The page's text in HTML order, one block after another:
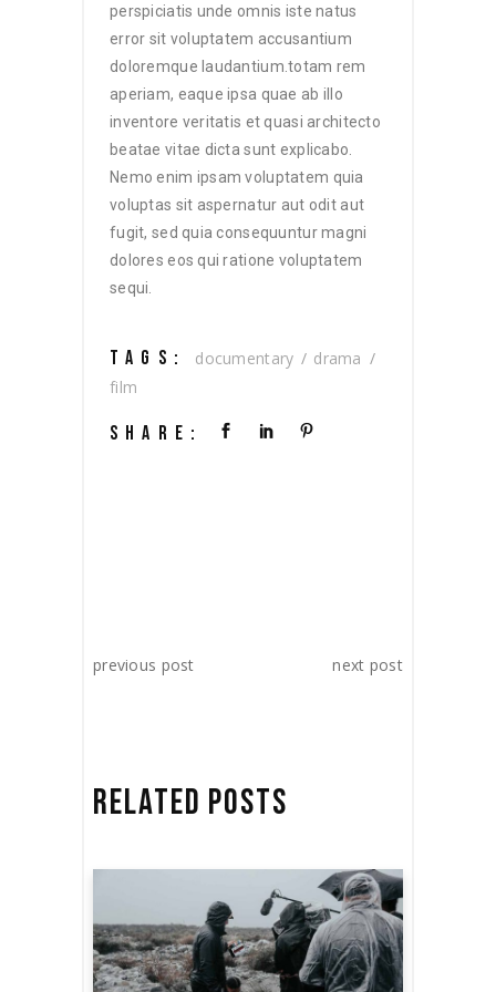
perspiciatis unde omnis iste natus
error sit voluptatem accusantium
doloremque laudantium.totam rem
aperiam, eaque ipsa quae ab illo
inventore veritatis et quasi architecto
beatae vitae dicta sunt explicabo.
Nemo enim ipsam voluptatem quia
voluptas sit aspernatur aut odit aut
fugit, sed quia consequuntur magni
dolores eos qui ratione voluptatem
sequi.
TAGS: documentary
drama
film
SHARE:
previous post next post
RELATED POSTS